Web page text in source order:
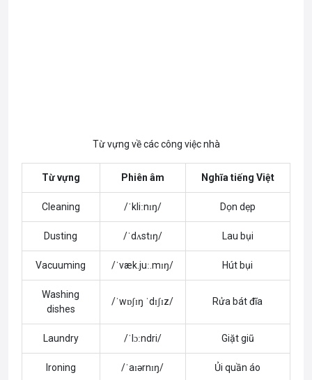
Từ vựng về các công việc nhà
Từ vựng Phiên âm Nghĩa tiếng Việt
Cleaning /ˈkliːnɪŋ/ Dọn dẹp
Dusting /ˈdʌstɪŋ/ Lau bụi
Vacuuming /ˈvæk.juː.mɪŋ/ Hút bụi
Washing
dishes
/ˈwɒʃɪŋ ˈdɪʃɪz/ Rửa bát đĩa
Laundry /ˈlɔːndri/ Giặt giũ
Ironing /ˈaɪərnɪŋ/ Ủi quần áo